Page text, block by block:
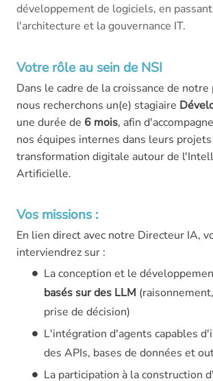
développement de logiciels, en
l'architecture et la gouvernance IT.
Votre rôle au sein de NSI
Dans le cadre de la croissance de notre
nous recherchons un(e) stagiaire
une durée de 6 mois, afin
nos équipes internes dans leurs
transformation digitale autour de
Artificielle.
Vos missions :
En lien direct avec notre Directeur IA,
interviendrez sur :
La conception et le
basés sur des LLM
prise de décision)
L'intégration d'agents capables
des APIs, bases de données et
La participation à la construction